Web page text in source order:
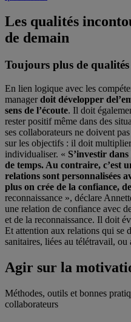
Les qualités
de demain
Toujours plus de
En lien logique avec les
managerdoit développer de
sens de l’écoute. Il doit
rester positif même dans des
ses collaborateurs ne doivent
sur les objectifs : il doit
individualiser. « S’investir
de temps. Au contraire, c’est
relations sont personnalisées
plus on crée de la confiance,
reconnaissance », déclare
une relation de confiance avec
et de la reconnaissance. Il doit
Et attention aux relations qui se
sanitaires, liées au télétravail, ou
Agir sur la
Méthodes, outils et bonnes
collaborateurs